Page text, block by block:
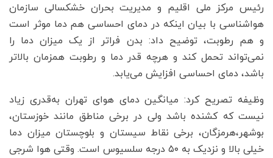
رئیس مرکز ملی اقلیم و مدیریت بحران خشکسالی سازمان
هواشناسی با بیان اینکه در دمای احساسی هم دما موثر است
و هم رطوبت، توضیح داد: بدن فراتر از یک میزان دما را
نمی‌تواند تحمل کند و هرچه قدر دما و رطوبت همزمان بالاتر
باشد، دمای احساسی افزایش می‌یابد.
وظیفه تصریح کرد: میانگین دمای هوای تهران به‌قدری زیاد
نیست که کشنده باشد ولی در برخی مناطق مانند خوزستان،
بوشهر،‌هرمزگان، برخی نقاط سیستان و بلوچستان میزان دما
خیلی بالا و نزدیک به ۵۰ درجه سلسیوس است. وقتی هوا شرجی